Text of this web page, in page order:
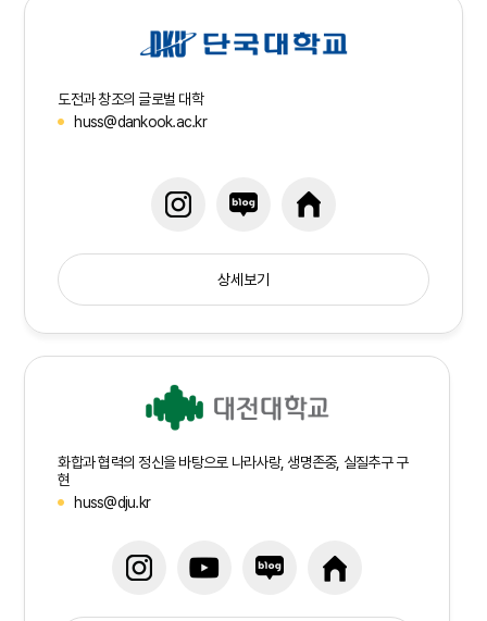
도전과 창조의 글로벌 대학
huss@dankook.ac.kr
상세보기
화합과 협력의 정신을 바탕으로 나라사랑, 생명존중, 실질추구 구
현
huss@dju.kr